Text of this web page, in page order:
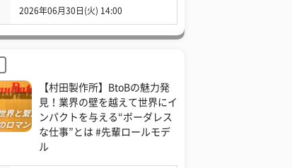
2026年06月30日(火) 14:00
【村田製作所】BtoBの魅力発
見！業界の壁を越えて世界にイ
ンパクトを与える“ボーダレス
な仕事”とは #先輩ロールモデ
ル